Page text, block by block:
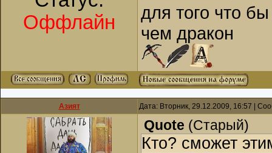
Оффлайн
для того что
чем дракон
Азият Дата: Вторник, 29.12.2009, 16:57 |
Quote (Старый)
Кто? сможет